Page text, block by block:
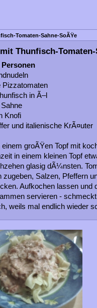
Tomaten-Sahne-SoÃŸe
Thunfisch-Tomaten-
Pizzatomaten
in Ã–l
Knofi
und italienische KrÃ¤uter
einem groÃŸen Topf mit
in einem kleinen Topf
glasig dÃ¼nsten.
zugeben, Salzen, Pfeffern
Aufkochen lassen und
servieren -
weils mal endlich wieder